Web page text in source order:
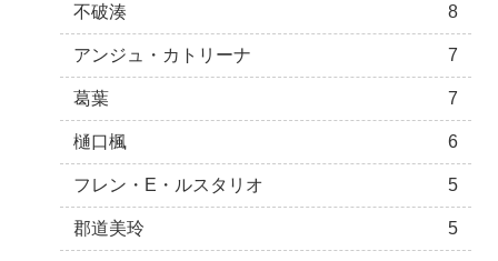
不破湊 8
アンジュ・カトリーナ 7
葛葉 7
樋口楓 6
フレン・E・ルスタリオ 5
郡道美玲 5